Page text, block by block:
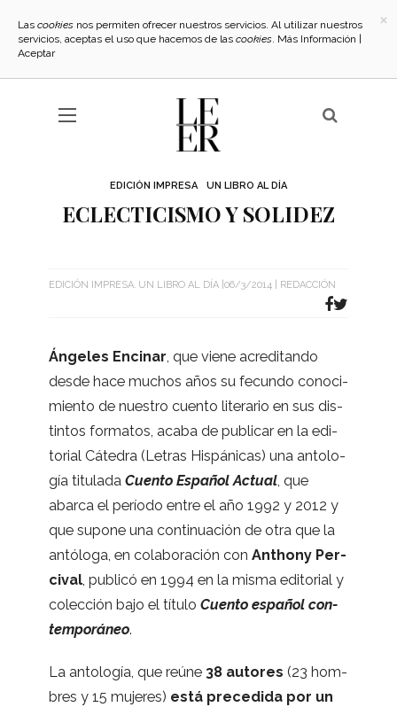
EDICIÓN IMPRESA UN LIBRO AL DÍA
ECLECTICISMO Y SOLIDEZ
EDICIÓN IMPRESA UN LIBRO AL DÍA 06/3/2014 REDACCIÓN
Ánge­les Enci­nar, que viene acre­di­tando
desde hace muchos años su fecundo cono­ci­
miento de nues­tro cuento lite­ra­rio en sus dis­
tin­tos for­ma­tos, acaba de publi­car en la edi­
to­rial Cáte­dra (Letras His­pá­ni­cas) una anto­lo­
gía titu­lada Cuento Espa­ñol Actual, que
abarca el período entre el año 1992 y 2012 y
que supone una con­ti­nua­ción de otra que la
antó­loga, en cola­bo­ra­ción con Ant­hony Per­
ci­val, publicó en 1994 en la misma edi­to­rial y
colec­ción bajo el título Cuento espa­ñol con­
tem­po­rá­neo.
La anto­lo­gía, que reúne 38 auto­res (23 hom­
bres y 15 muje­res) está pre­ce­dida por un
×
Las cookies nos permiten ofrecer nuestros servicios. Al utilizar nuestros
servicios, aceptas el uso que hacemos de las cookies. Más Información
Aceptar